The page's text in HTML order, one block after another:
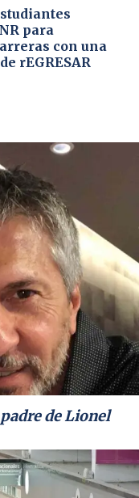
para
con una
rEGRESAR
de Lionel